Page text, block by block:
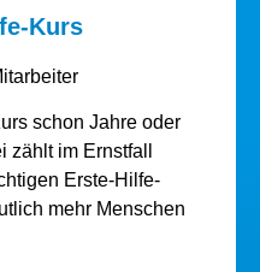
Kurs
schon Jahre oder
im Ernstfall
Erste-Hilfe-
mehr Menschen